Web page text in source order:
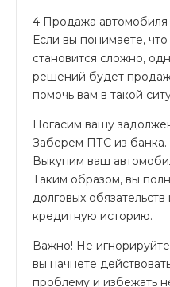
4 Продажа автомобиля
Если вы понимаете,
становится сложно,
решений будет
помочь вам в такой
Погасим вашу
Заберем ПТС из банка.
Выкупим ваш
Таким образом, вы
долговых
кредитную историю.
Важно! Не
вы начнете
проблему и избежать